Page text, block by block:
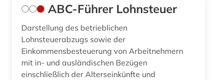
außenpolitik (4)
außenwirtschaft (1)
außenwirtschaftsrecht (3)
baden-württemberg (11)
ABC-Führer Lohnsteuer
Darstellung des betrieblichen
Lohnsteuerabzugs sowie der
Einkommensbesteuerung von Arbeitnehmern
mit in- und ausländischen Bezügen
einschließlich der Alterseinkünfte und